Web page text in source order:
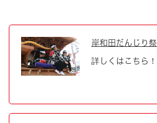
岸和田だんじり祭
詳しくはこちら！